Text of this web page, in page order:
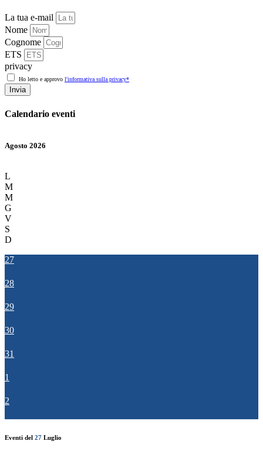
La tua e-mail
Nome
Cognome
ETS
privacy
Ho letto e approvo l'informativa sulla privacy*
Invia
Calendario eventi
Agosto 2026
L
M
M
G
V
S
D
27
28
29
30
31
1
2
Eventi del 27 Luglio